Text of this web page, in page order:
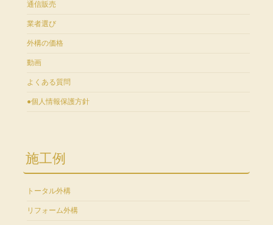
通信販売
業者選び
外構の価格
動画
よくある質問
●個人情報保護方針
施工例
トータル外構
リフォーム外構